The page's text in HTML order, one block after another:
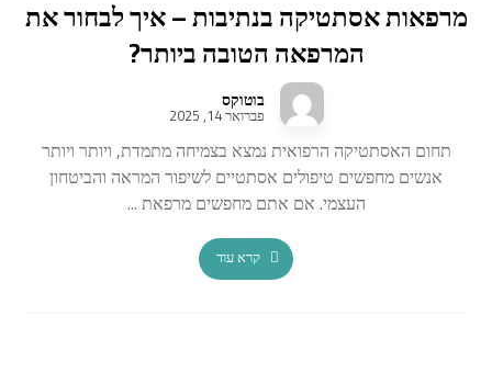
מרפאות אסתטיקה בנתיבות – איך לבחור את
המרפאה הטובה ביותר?
בוטוקס
פברואר 14, 2025
תחום האסתטיקה הרפואית נמצא בצמיחה מתמדת, ויותר ויותר
אנשים מחפשים טיפולים אסתטיים לשיפור המראה והביטחון
העצמי. אם אתם מחפשים מרפאת ...
קרא עוד